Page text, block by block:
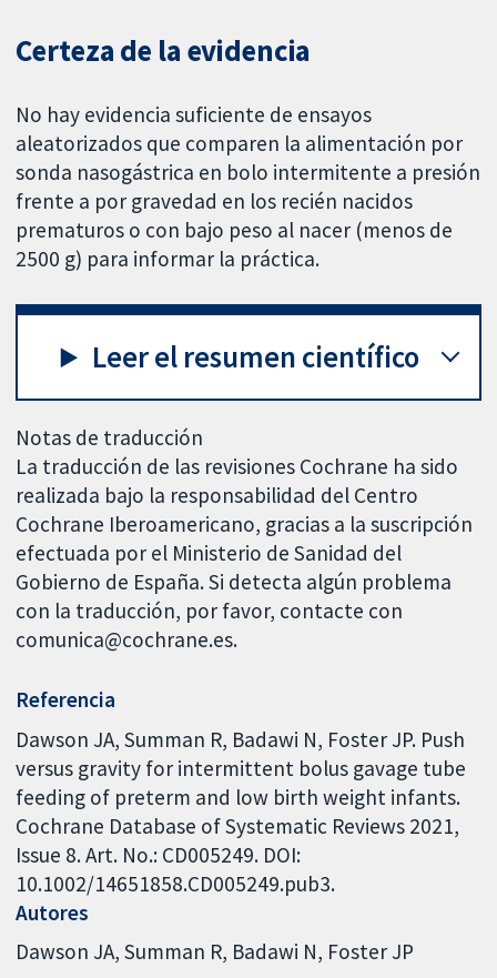
Certeza de la evidencia
No hay evidencia suficiente de ensayos
aleatorizados que comparen la alimentación por
sonda nasogástrica en bolo intermitente a presión
frente a por gravedad en los recién nacidos
prematuros o con bajo peso al nacer (menos de
2500 g) para informar la práctica.
Leer el resumen científico
Notas de traducción
La traducción de las revisiones Cochrane ha sido
realizada bajo la responsabilidad del Centro
Cochrane Iberoamericano, gracias a la suscripción
efectuada por el Ministerio de Sanidad del
Gobierno de España. Si detecta algún problema
con la traducción, por favor, contacte con
comunica@cochrane.es.
Referencia
Dawson JA, Summan R, Badawi N, Foster JP. Push
versus gravity for intermittent bolus gavage tube
feeding of preterm and low birth weight infants.
Cochrane Database of Systematic Reviews 2021,
Issue 8. Art. No.: CD005249. DOI:
10.1002/14651858.CD005249.pub3.
Autores
Dawson JA Summan R Badawi N Foster JP